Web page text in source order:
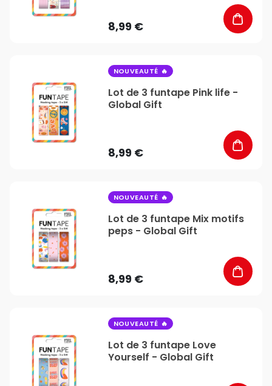
8,99 €
NOUVEAUTÉ
Lot de 3 funtape Pink life -
Global Gift
8,99 €
NOUVEAUTÉ
Lot de 3 funtape Mix motifs
peps - Global Gift
8,99 €
NOUVEAUTÉ
Lot de 3 funtape Love
Yourself - Global Gift